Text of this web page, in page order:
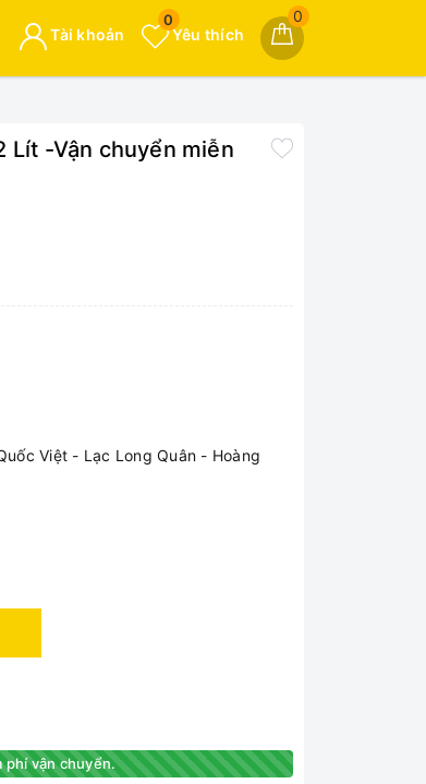
0
Yêu thích
0
Tài khoản
Lít -Vận chuyển miễn
Việt - Lạc Long Quân - Hoàng
phí vận chuyển.